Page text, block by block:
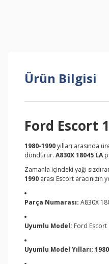
Ürün Bilgisi
Ford Escort
1980-1990yılları arasında
döndürür. A830X 18045 LA
Zamanla içindeki yağı
1990 arası Escort
Parça Numarası: A830X
Uyumlu Model: Ford Escort
Uyumlu Model Yılları: